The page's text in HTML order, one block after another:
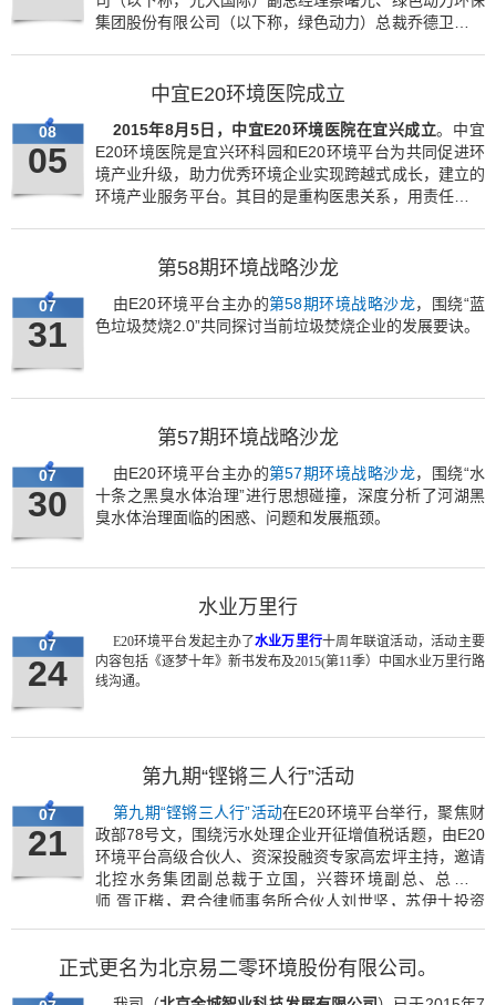
集团股份有限公司（以下称，绿色动力）总裁乔德卫列席
中宜E20环境医院成立
08
05
2015年8月5日，中宜E20环境医院在宜兴成立。中宜
E20环境医院是宜兴环科园和E20环境平台为共同促进环
境产业升级，助力优秀环境企业实现跨越式成长，建立的
环境产业服务平台。其目的是重构医患关系，用责任和资
第58期环境战略沙龙
07
31
由E20环境平台主办的第58期环境战略沙龙，围绕“蓝
色垃圾焚烧2.0”共同探讨当前垃圾焚烧企业的发展要诀。
第57期环境战略沙龙
07
30
由E20环境平台主办的第57期环境战略沙龙，围绕“水
十条之黑臭水体治理”进行思想碰撞，深度分析了河湖黑
臭水体治理面临的困惑、问题和发展瓶颈。
水业万里行
07
24
E20环境平台发起主办了水业万里行十周年联谊活动，活动主要
内容包括《逐梦十年》新书发布及2015(第11季）中国水业万里行路
线沟通。
第九期“铿锵三人行”活动
07
21
第九期“铿锵三人行”活动在E20环境平台举行，聚焦财
政部78号文，围绕污水处理企业开征增值税话题，由E20
环境平台高级合伙人、资深投融资专家高宏坪主持，邀请
北控水务集团副总裁于立国，兴蓉环境副总、总会计
师 胥正楷，君合律师事务所合伙人刘世坚，苏伊士投资
等50多人，展开深入探讨，为政策献言献策。
正式更名为北京易二零环境股份有限公司。